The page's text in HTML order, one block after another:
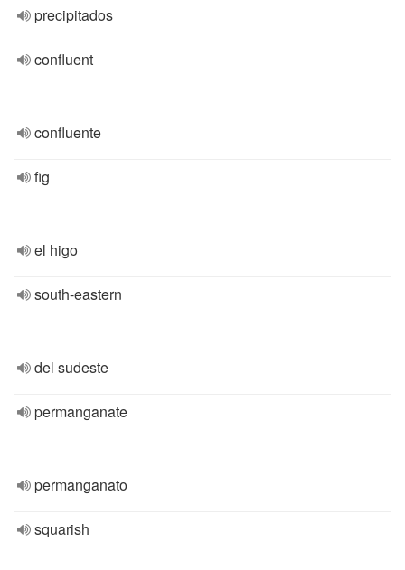
precipitados
confluent
confluente
fig
el higo
south-eastern
del sudeste
permanganate
permanganato
squarish